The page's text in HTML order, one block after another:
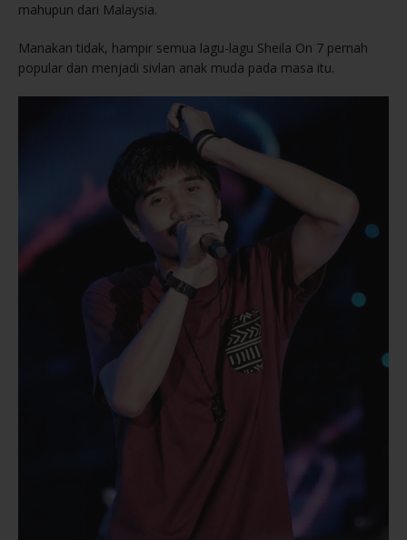
mahupun dari Malaysia.
Manakan tidak, hampir semua lagu-lagu Sheila On 7 pernah
popular dan menjadi sivlan anak muda pada masa itu.